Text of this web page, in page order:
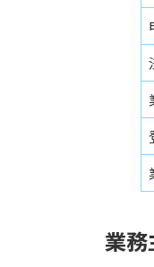
業務